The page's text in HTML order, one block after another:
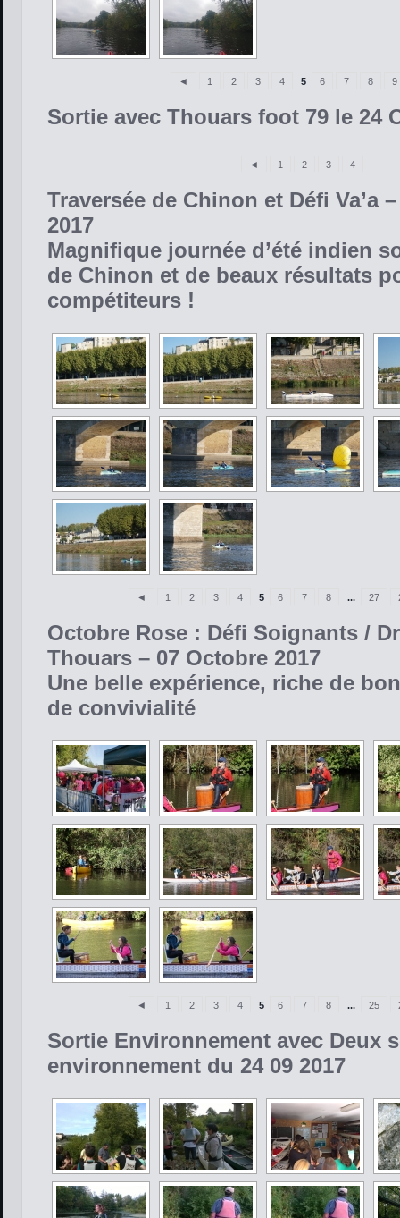
◄ 1 2 3 4 5 6 7 8 9
Sortie avec Thouars foot 79 le 24
◄ 1 2 3 4
Traversée de Chinon et Défi Va’a
2017
Magnifique journée d’été indien
de Chinon et de beaux résultats
compétiteurs !
◄ 1 2 3 4 5 6 7 8 ... 27
Octobre Rose : Défi Soignants /
Thouars – 07 Octobre 2017
Une belle expérience, riche de
de convivialité
◄ 1 2 3 4 5 6 7 8 ... 25
Sortie Environnement avec Deux
environnement du 24 09 2017